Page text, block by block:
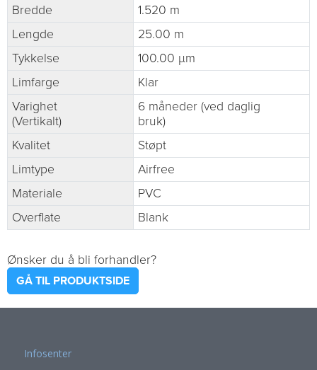
Bredde
1.520 m
Lengde
25.00 m
Tykkelse
100.00 µm
Limfarge
Klar
Varighet
(Vertikalt)
6 måneder (ved daglig
bruk)
Kvalitet
Støpt
Limtype
Airfree
Materiale
PVC
Overflate
Blank
Ønsker du å bli forhandler?
GÅ TIL PRODUKTSIDE
Infosenter